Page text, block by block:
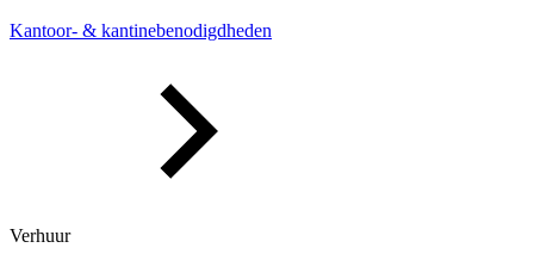
Kantoor- & kantinebenodigdheden
Verhuur